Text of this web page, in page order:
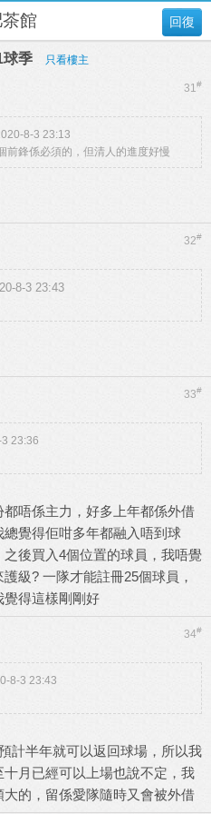
回復
館
球季 只看樓主
31#
8-3 23:13
前鋒係必須的，但清人的進度好慢
32#
8-3 23:43
33#
23:36
唔係主力，好多上年都係外借
覺得佢咁多年都融入唔到球
後買入4個位置的球員，我唔覺
級? 一隊才能註冊25個球員，
得這樣剛剛好
34#
8-3 23:43
計半年就可以返回球場，所以我
月已經可以上場也說不定，我
的，留係愛隊隨時又會被外借